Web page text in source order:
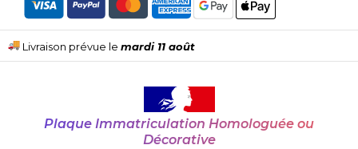
Livraison prévue le mardi 11 août
Plaque Immatriculation Homologuée ou
Décorative